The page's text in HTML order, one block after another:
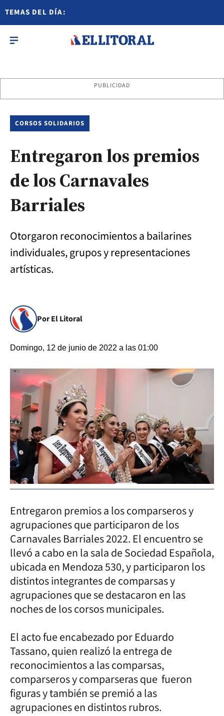
TEMAS DEL DÍA:
PUBLICIDAD
CORSOS SOLIDARIOS
Entregaron los premios
de los Carnavales
Barriales
Otorgaron reconocimientos a bailarines
individuales, grupos y representaciones
artísticas.
Por El Litoral
Domingo, 12 de junio de 2022 a las 01:00
Entregaron premios a los comparseros y
agrupaciones que participaron de los
Carnavales Barriales 2022. El encuentro se
llevó a cabo en la sala de Sociedad Española,
ubicada en Mendoza 530, y participaron los
distintos integrantes de comparsas y
agrupaciones que se destacaron en las
noches de los corsos municipales.
El acto fue encabezado por Eduardo
Tassano, quien realizó la entrega de
reconocimientos a las comparsas,
comparseros y comparseras que fueron
figuras y también se premió a las
agrupaciones en distintos rubros.